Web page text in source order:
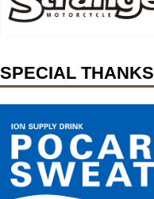
SPECIAL THANKS